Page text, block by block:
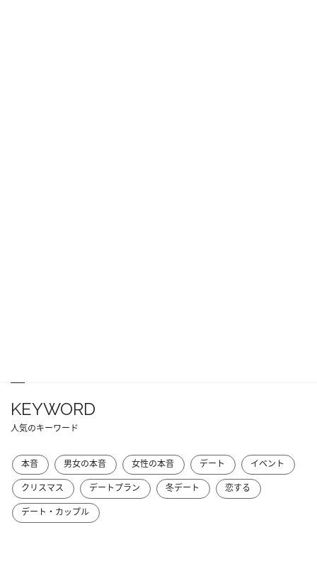
KEYWORD
人気のキーワード
本音 男女の本音 女性の本音 デート
イベント
クリスマス
デートプラン 冬デート
恋する
デート・カップル